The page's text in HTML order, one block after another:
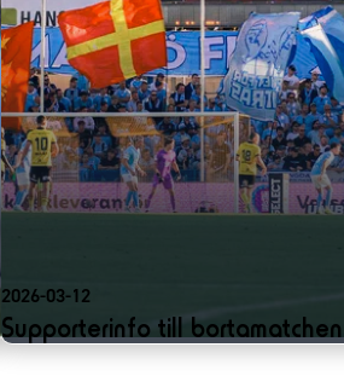
2026-03-12
Supporterinfo till